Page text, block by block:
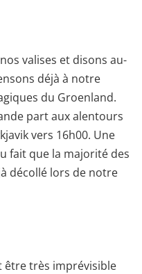
déjà à notre
du Groenland.
part aux alentours
vers 16h00. Une
fait que la majorité des
décollé lors de notre